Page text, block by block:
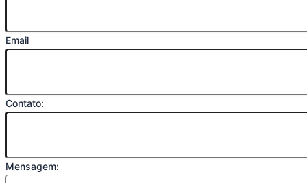
Email
Contato:
Mensagem: